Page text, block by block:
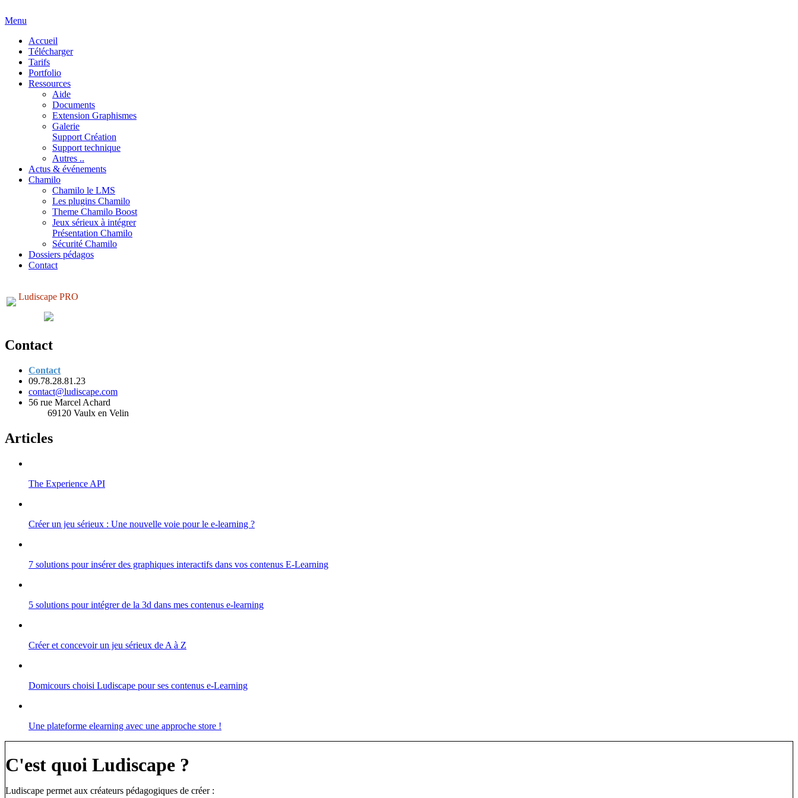
Menu
Accueil
Télécharger
Tarifs
Portfolio
Ressources
Aide
Documents
Extension Graphismes
Galerie
Support Création
Support technique
Autres ..
Actus & événements
Chamilo
Chamilo le LMS
Les plugins Chamilo
Theme Chamilo Boost
Jeux sérieux à intégrer
Présentation Chamilo
Sécurité Chamilo
Dossiers pédagos
Contact
Ludiscape PRO
Contact
Contact
09.78.28.81.23
contact@ludiscape.com
56 rue Marcel Achard
69120 Vaulx en Velin
Articles
The Experience API
Créer un jeu sérieux : Une nouvelle voie pour le e-learning ?
7 solutions pour insérer des graphiques interactifs dans vos contenus E-Learning
5 solutions pour intégrer de la 3d dans mes contenus e-learning
Créer et concevoir un jeu sérieux de A à Z
Domicours choisi Ludiscape pour ses contenus e-Learning
Une plateforme elearning avec une approche store !
C'est quoi Ludiscape ?
Ludiscape permet aux créateurs pédagogiques de créer :